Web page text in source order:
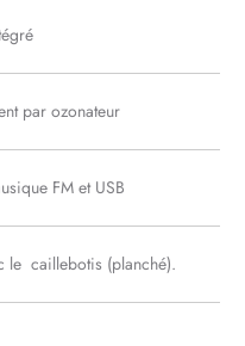
par ozonateur
FM et USB
le caillebotis (planché).